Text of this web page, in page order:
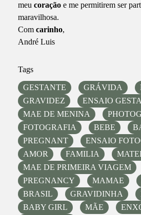
meu coração e me permitirem ser
maravilhosa.
Com carinho,
André Luis
Tags
GESTANTE GRÁVIDA
GRAVIDEZ
ENSAIO
MAE DE MENINA
FOTOGRAFIA
BEBE
PREGNANT
ENSAIO
AMOR
FAMILIA
MAE DE PRIMEIRA VIAGEM
PREGNANCY
MAMAE
BRASIL
GRAVIDINHA
BABY GIRL
MÃE